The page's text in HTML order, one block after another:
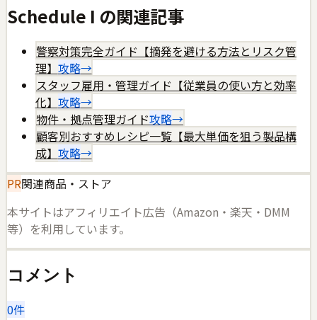
Schedule I の関連記事
警察対策完全ガイド【摘発を避ける方法とリスク管
理】 攻略→
スタッフ雇用・管理ガイド【従業員の使い方と効率
化】 攻略→
物件・拠点管理ガイド攻略→
顧客別おすすめレシピ一覧【最大単価を狙う製品構
成】 攻略→
PR関連商品・ストア
本サイトはアフィリエイト広告（Amazon・楽天・DMM
等）を利用しています。
コメント
0件